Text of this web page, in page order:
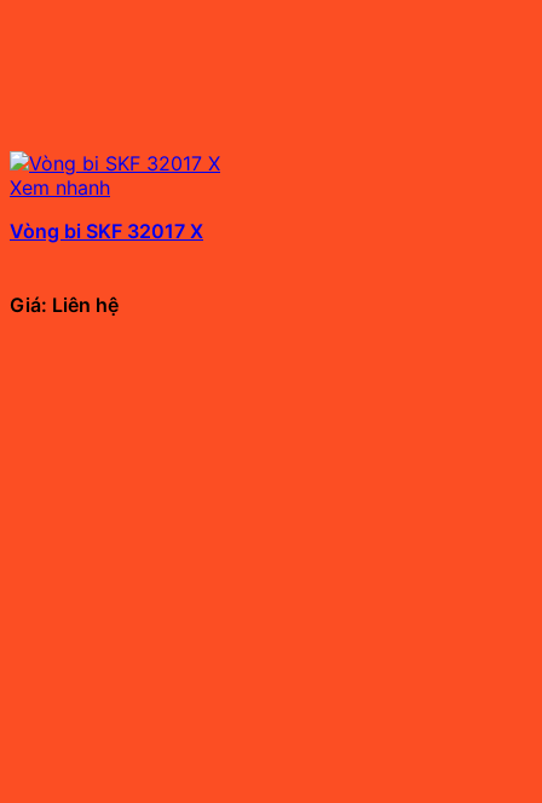
Xem nhanh
Vòng bi SKF 32017 X
Giá: Liên hệ